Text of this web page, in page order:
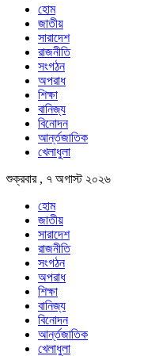
হোম
জাতীয়
সারাদেশ
রাজনীতি
সংগঠন
অপরাধ
শিক্ষা
বানিজ্য
বিনোদন
আর্ন্তজাতিক
খেলাধুলা
শুক্রবার , ৭ অগাস্ট ২০২৬
হোম
জাতীয়
সারাদেশ
রাজনীতি
সংগঠন
অপরাধ
শিক্ষা
বানিজ্য
বিনোদন
আর্ন্তজাতিক
খেলাধুলা